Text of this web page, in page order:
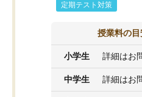
定期テスト対策
授業料の目
小学生 詳細はお
中学生 詳細はお